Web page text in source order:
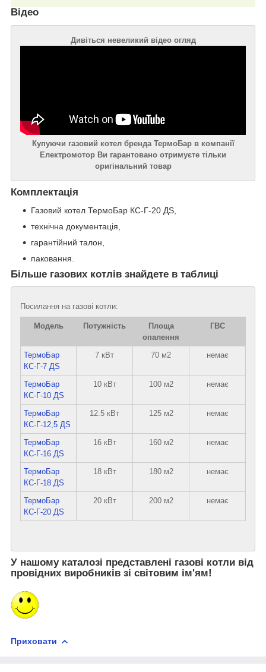
Відео
Дивіться невеликий відео огляд
Купуючи газовий котел бренда ТермоБар в компанії
Електромотор Ви гарантовано отримуєте тільки
оригінальний товар
Комплектація
Газовий котел ТермоБар КС-Г-20 ДS,
технічна документація,
гарантійний талон,
паковання.
Більше газових котлів знайдете в таблиці
Посилання на газові котли:
Модель Потужність
Площа
опалення
ГВС
ТермоБар
КС-Г-7 ДS
7 кВт 70 м2 немає
ТермоБар
КС-Г-10 ДS
10 кВт 100 м2 немає
ТермоБар
КС-Г-12,5 ДS
12.5 кВт 125 м2 немає
ТермоБар
КС-Г-16 ДS
16 кВт 160 м2 немає
ТермоБар
КС-Г-18 ДS
18 кВт 180 м2 немає
ТермоБар
КС-Г-20 ДS
20 кВт 200 м2 немає
У нашому каталозі представлені газові котли від
провідних виробників зі світовим ім'ям!
Приховати